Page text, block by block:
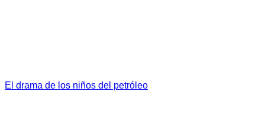
El drama de los niños del petróleo